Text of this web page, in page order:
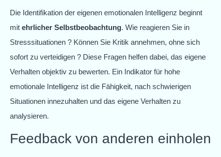
Die Identifikation der eigenen emotionalen Intelligenz beginnt
mit ehrlicher Selbstbeobachtung. Wie reagieren Sie in
Stresssituationen ? Können Sie Kritik annehmen, ohne sich
sofort zu verteidigen ? Diese Fragen helfen dabei, das eigene
Verhalten objektiv zu bewerten. Ein Indikator für hohe
emotionale Intelligenz ist die Fähigkeit, nach schwierigen
Situationen innezuhalten und das eigene Verhalten zu
analysieren.
Feedback von anderen einholen